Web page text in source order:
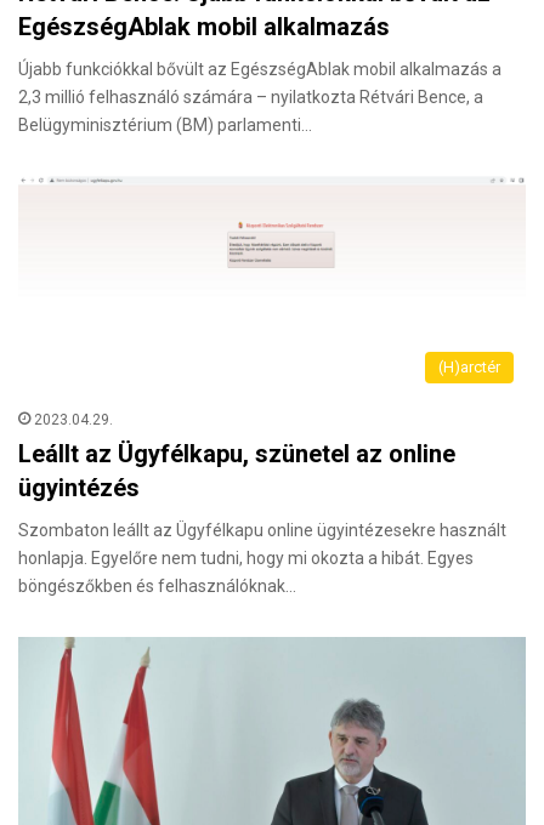
EgészségAblak mobil alkalmazás
Újabb funkciókkal bővült az EgészségAblak mobil alkalmazás a
2,3 millió felhasználó számára – nyilatkozta Rétvári Bence, a
Belügyminisztérium (BM) parlamenti…
(H)arctér
2023.04.29.
Leállt az Ügyfélkapu, szünetel az online
ügyintézés
Szombaton leállt az Ügyfélkapu online ügyintézesekre használt
honlapja. Egyelőre nem tudni, hogy mi okozta a hibát. Egyes
böngészőkben és felhasználóknak…